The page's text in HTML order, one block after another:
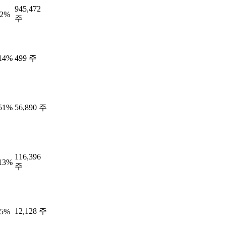
945,472
주
499 주
56,890 주
116,396
주
12,128 주